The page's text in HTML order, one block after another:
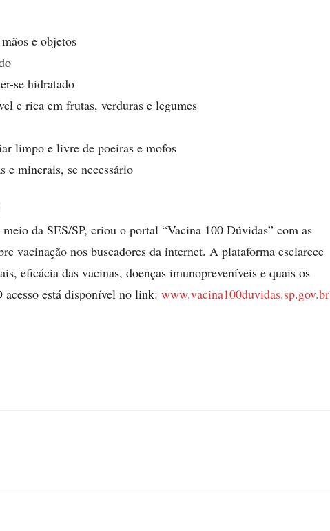
e objetos
se hidratado
e rica em frutas, verduras e legumes
limpo e livre de poeiras e mofos
e minerais, se necessário
da SES/SP, criou o portal “Vacina 100 Dúvidas” com as
vacinação nos buscadores da internet. A plataforma esclarece
eficácia das vacinas, doenças imunopreveníveis e quais os
está disponível no link: www.vacina100duvidas.sp.gov.br